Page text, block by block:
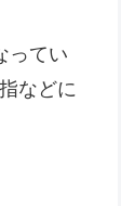
ってい
などに